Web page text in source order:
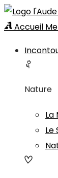
Accueil
Nature
La
Le